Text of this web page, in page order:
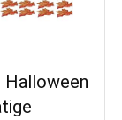
Halloween